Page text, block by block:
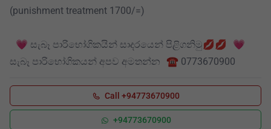
(punishment treatment 1700/=)
💗 සැබෑ පාරිභෝගිකයින් සාදරයෙන් පිළිගනිමු💋💋 💗
සැබෑ පාරිභෝගිකයන් අපව අමතන්න ☎️ 0773670900
Call +94773670900
+94773670900